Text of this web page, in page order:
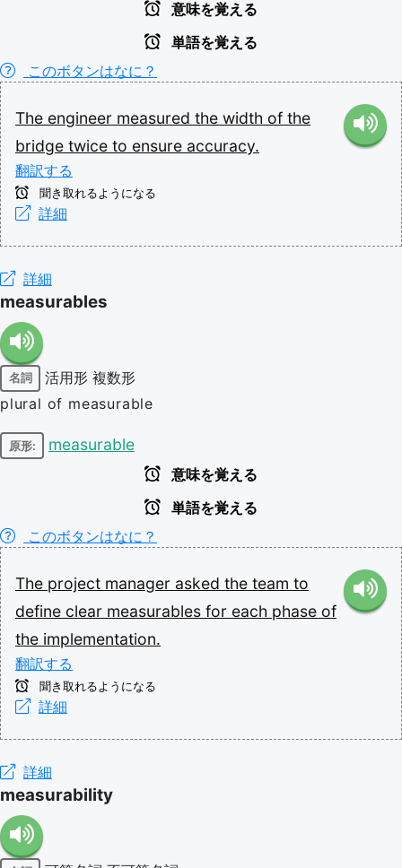
意味を覚える
単語を覚える
このボタンはなに？
The engineer measured the width of the
bridge twice to ensure accuracy.
翻訳する
聞き取れるようになる
詳細
詳細
measurables
名詞 活用形 複数形
plural of measurable
原形: measurable
意味を覚える
単語を覚える
このボタンはなに？
The project manager asked the team to
define clear measurables for each phase of
the implementation.
翻訳する
聞き取れるようになる
詳細
詳細
measurability